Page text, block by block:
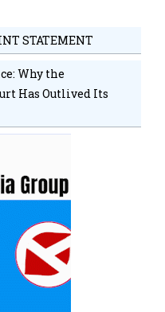
STATEMENT
Why the
Has Outlived Its